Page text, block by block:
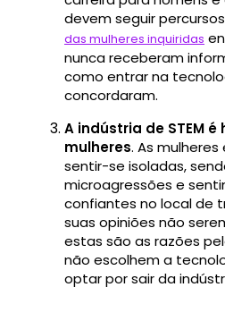
devem seguir
das mulheres inquiridas
nunca receberam
como entrar na
concordaram.
A indústria de STEM
mulheres. As mulheres
sentir-se isoladas,
microagressões e
confiantes no local de
suas opiniões não
estas são as razões
não escolhem a
optar por sair da